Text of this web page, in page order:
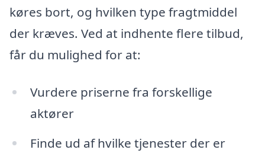
køres bort, og hvilken type fragtmiddel
der kræves. Ved at indhente flere tilbud,
får du mulighed for at:
Vurdere priserne fra forskellige
aktører
Finde ud af hvilke tjenester der er